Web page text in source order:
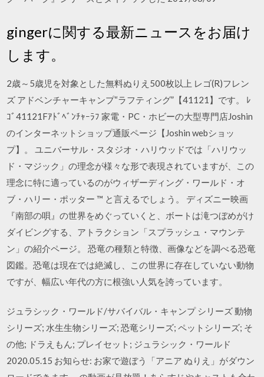
gingerに関する最新ニュースをお届け
します。
2歳～5歳児を対象とした無料ぬりえ500枚以上 レゴ(R)フレン
ズ アドベンチャーキャンプ“ラフティング”【41121】です。 ﾚ
ｺﾞ41121Fｱﾄﾞﾍﾞﾝﾁｬｰﾗﾌ 家電・PC・ホビーの大型専門店Joshin
のインターネットショップ通販ページ【Joshin webショッ
プ】。 ユニバーサル・スタジオ・ハリウッドでは「ハリウッ
ド・マジック」の理念が様々な形で表現されていますが、この
理念に特に適っているのがウィザーディング・ワールド・オ
ブ・ハリー・ポッター ™ と言えるでしょう。 ディズニー映画
『南部の唄』の世界をめぐっていくと、ボートは滝つぼめがけ
ダイビングする、アトラクション「スプラッシュ・マウンテ
ン」の紹介ページ。 恐竜の種類と特徴、画像などを調べる恐竜
図鑑。恐竜は現在では絶滅し、この世界に存在していない動物
ですが、幅広い年代の方に根強い人気を誇っています。
ジュラシック・ワールド/サバイバル・キャンプ シリーズ 動物
シリーズ; 水生生物シリーズ; 恐竜シリーズ; ペットシリーズ; そ
の他; ドラえもん; プレイセット; ジュラシック・ワールド
2020.05.15 お知らせ: お家で遊ぼう「アニア ぬりえ」がダウン